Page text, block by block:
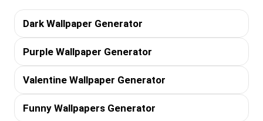
Dark Wallpaper Generator
Purple Wallpaper Generator
Valentine Wallpaper Generator
Funny Wallpapers Generator